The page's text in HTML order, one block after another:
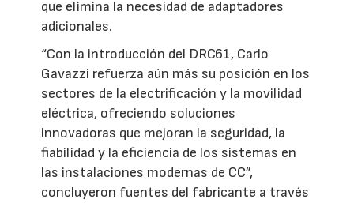
que elimina la necesidad de adaptadores
adicionales.
“Con la introducción del DRC61, Carlo
Gavazzi refuerza aún más su posición en los
sectores de la electrificación y la movilidad
eléctrica, ofreciendo soluciones
innovadoras que mejoran la seguridad, la
fiabilidad y la eficiencia de los sistemas en
las instalaciones modernas de CC”,
concluyeron fuentes del fabricante a través